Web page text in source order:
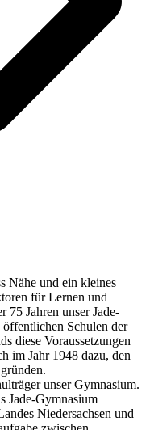
Nähe und ein kleines
für Lernen und
75 Jahren unser Jade-
Schulen der
diese Voraussetzungen
im Jahr 1948 dazu, den
unser Gymnasium.
Jade-Gymnasium
Niedersachsen und